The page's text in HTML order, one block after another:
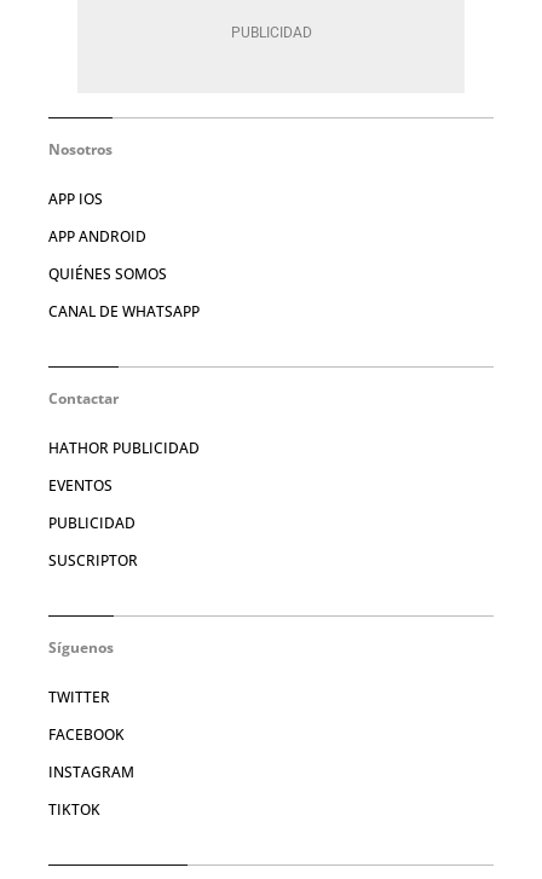
Nosotros
APP IOS
APP ANDROID
QUIÉNES SOMOS
CANAL DE WHATSAPP
Contactar
HATHOR PUBLICIDAD
EVENTOS
PUBLICIDAD
SUSCRIPTOR
Síguenos
TWITTER
FACEBOOK
INSTAGRAM
TIKTOK